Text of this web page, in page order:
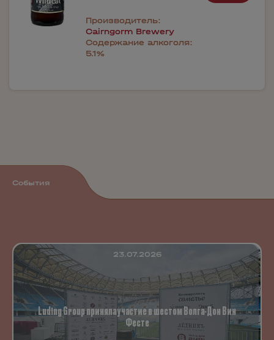
Производитель:
Cairngorm Brewery
Содержание алкоголя:
5.1%
События
23.07.2026
Luding Group приняла участие в шестом Волга-Дон Вин
Фесте